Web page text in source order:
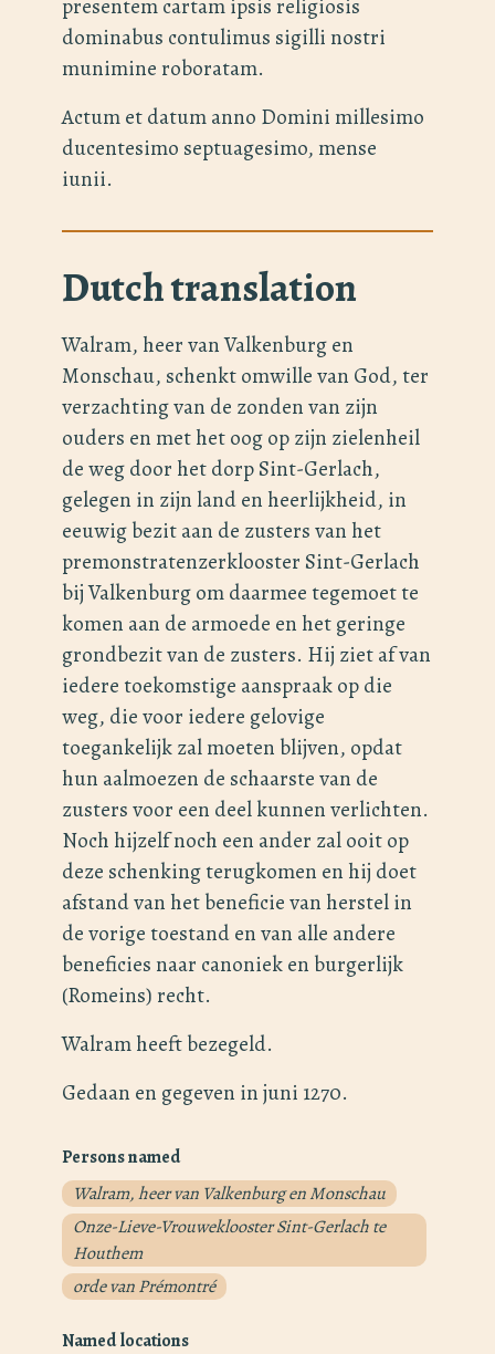
presentem cartam ipsis religiosis
dominabus contulimus sigilli nostri
munimine roboratam.
Actum et datum anno Domini millesimo
ducentesimo septuagesimo, mense
iunii.
Dutch translation
Walram, heer van Valkenburg en
Monschau, schenkt omwille van God, ter
verzachting van de zonden van zijn
ouders en met het oog op zijn zielenheil
de weg door het dorp Sint-Gerlach,
gelegen in zijn land en heerlijkheid, in
eeuwig bezit aan de zusters van het
premonstratenzerklooster Sint-Gerlach
bij Valkenburg om daarmee tegemoet te
komen aan de armoede en het geringe
grondbezit van de zusters. Hij ziet af van
iedere toekomstige aanspraak op die
weg, die voor iedere gelovige
toegankelijk zal moeten blijven, opdat
hun aalmoezen de schaarste van de
zusters voor een deel kunnen verlichten.
Noch hijzelf noch een ander zal ooit op
deze schenking terugkomen en hij doet
afstand van het beneficie van herstel in
de vorige toestand en van alle andere
beneficies naar canoniek en burgerlijk
(Romeins) recht.
Walram heeft bezegeld.
Gedaan en gegeven in juni 1270.
Persons named
Walram, heer van Valkenburg en Monschau
Onze-Lieve-Vrouweklooster Sint-Gerlach te
Houthem
orde van Prémontré
Named locations